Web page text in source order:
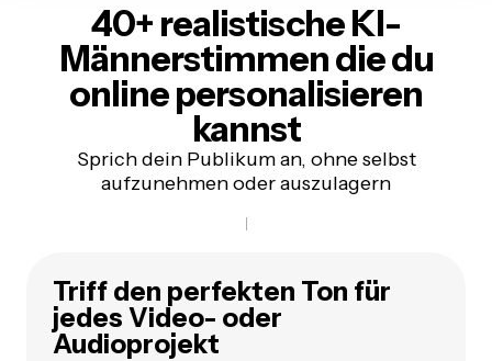
40+ realistische KI-
Männerstimmendie du
online personalisieren
kannst
Sprich dein Publikum an, ohne selbst
aufzunehmen oder auszulagern
Triff den perfekten Ton für
jedes Video- oder
Audioprojekt